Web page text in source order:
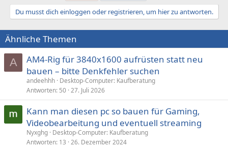
t
o
n
e
n
:
Du musst dich einloggen oder registrieren, um hier zu antworten.
Ähnliche Themen
A
AM4-Rig für 3840x1600 aufrüsten statt neu
bauen – bitte Denkfehler suchen
andeehhh Desktop-Computer: Kaufberatung
Antworten 50 27. Juli 2026
Kann man diesen pc so bauen für Gaming,
Videobearbeitung und eventuell streaming
Nyxghg Desktop-Computer: Kaufberatung
Antworten 13 26. Dezember 2024